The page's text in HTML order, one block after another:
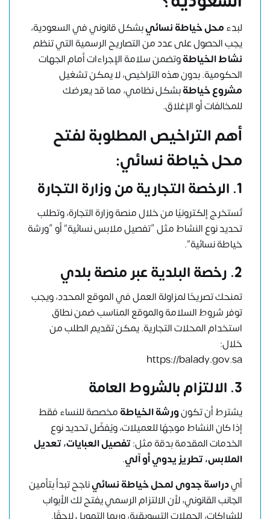
لبدءمحل خياطة نسائيبشكل قانوني في السعودية،
يجب الحصول على عدد من التصاريح الرسمية التي تنظم
نشاط الخياطةوتضمن سلامة الإجراءات أمام الجهات
الحكومية. بدون هذه التراخيص، لا يمكن تشغيل
مشروع خياطةبشكل نظامي، مما قد يعرضك
للمخالفات أو الإغلاق.
أهم التراخيص المطلوبة لفتح
محل خياطة نسائي:
1. الرخصة التجارية من وزارة التجارة
تُستخرج إلكترونيًا من خلالمنصة وزارة التجارة، وتطلب
تحديد نوع النشاط مثل “تفصيل ملابس نسائية” أو “ورشة
خياطة نسائية”.
2. رخصة البلدية عبر منصة بلدي
تمنحك تصريحًا لمزاولة العمل في الموقع المحدد، ويجب
توفر شروط السلامة والموقع المناسب ضمن نطاق
استخدام المحلات التجارية. يمكن تقديم الطلب من
خلال:
https://balady.gov.sa
3. الالتزام بالشروط العامة
يشترط أن تكونورشة الخياطةمخصصة للنساء فقط
إذا كان النشاط موجهًا للعميلات، ويُفضّل تحديد نوع
الخدمات المقدمة بدقة مثل:تفصيل العبايات، تعديل
الملابس، تطريز يدوي أو آلي.
أيدراسة جدوى لمحل خياطة نسائيناجح تبدأ بتأمين
الجانب القانوني، لأن الالتزام الرسمي يفتح لك الأبواب